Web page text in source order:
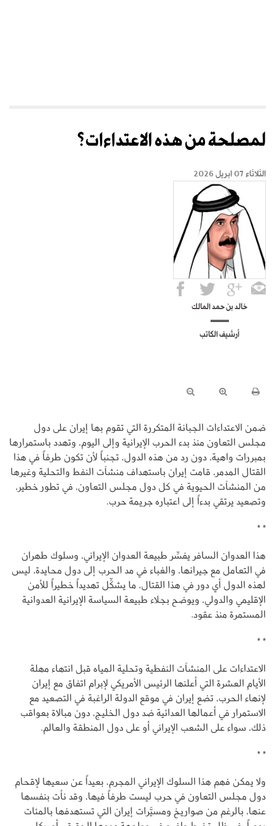
لمصلحة من هذه الاعتداءات؟
الثلاثاء 07 ابريل 2026
خالد بن حمد المالك
أرشيف الكاتب
ضمن الاعتداءات الجبانة المتكررة التي تقوم بها إيران على دول
مجلس التعاون منذ بدء الحرب الإيرانية وإلى اليوم، وتهدد باستمرارها
بمبررات واهية، دون رد من هذه الدول، تجنباً لأن تكون طرفاً في هذا
القتال المدمر، قامت إيران باستهداف منشآت النفط والتحلية وغيرها
من المنشآت الحيوية في كل دول مجلس التعاون، في تطور خطير،
وتصعيد يرتقي بدءاً إلى اعتباره جريمة حرب.
* *
هذا العدوان السافر يفسِّر طبيعة العدوان الإيراني، وسلوك طهران
في التعامل مع جيرانها، والغباء في مد الحرب إلى دول محايدة، ليس
لهذه الدول أي دور في هذا القتال، ما يشكِّل تهديداً خطيراً للأمن
الإقليمي والدولي، ويوضح بجلاء طبيعة السياسة الإيرانية العدوانية
المستمرة منذ عقود.
* *
الاعتداءات على المنشآت النفطية وتحلية المياه قبل انتهاء مهلة
الأيام العشرة التي أعلنها الرئيس الأمريكي لإبرام اتفاق مع إيران
لإنهاء الحرب، تضع إيران في موقع الدولة الراغبة في التصعيد مع
الاستمرار في أعمالها العدائية ضد دول الخليج، دون مبالاة بعواقب
ذلك، سواء على الشعب الإيراني أو على دول المنطقة والعالم.
* *
ولا يمكن فهم هذا السلوك الإيراني المجرم، بعيداً عن سعيها لإقحام
دول مجلس التعاون في حرب ليست طرفاً فيها، وقد نأت بنفسها
عنها، بالرغم من صواريخ ومسيَّرات إيران التي تستهدفها بالمئات